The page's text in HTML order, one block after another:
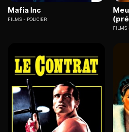
Mafia Inc
FILMS POLICIER
FILMS